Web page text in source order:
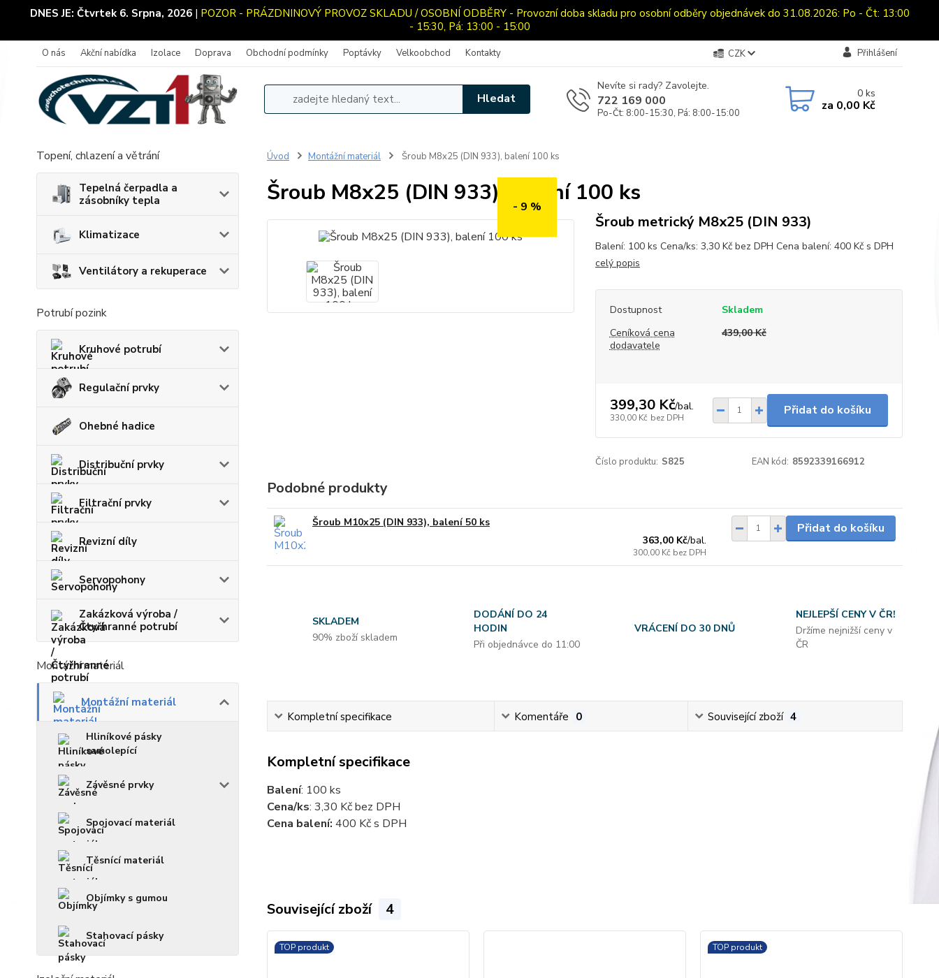
DNES JE: Čtvrtek 6. Srpna, 2026| POZOR - PRÁZDNINOVÝ PROVOZ SKLADU / OSOBNÍ ODBĚRY - Provozní doba skladu pro osobní odběry objednávek do 31.08.2026: Po - Čt: 13:00
- 15:30, Pá: 13:00 - 15:00
O nás Akční nabídka Izolace Doprava Obchodní podmínky Poptávky Velkoobchod Kontakty CZK Přihlášení
Hledat
Nevíte si rady? Zavolejte.
722 169 000
Po-Čt: 8:00-15:30, Pá: 8:00-15:00
0ks
za 0,00 Kč
Topení, chlazení a větrání
Tepelná čerpadla a
zásobníky tepla
Klimatizace
Ventilátory a rekuperace
Potrubí pozink
Kruhové potrubí
Regulační prvky
Ohebné hadice
Distribuční prvky
Filtrační prvky
Revizní díly
Servopohony
Zakázková výroba /
Čtyřhranné potrubí
Montážní materiál
Montážní materiál
Hliníkové pásky
samolepící
Závěsné prvky
Spojovací materiál
Těsnící materiál
Objímky s gumou
Stahovací pásky
Úvod Montážní materiál Šroub M8x25 (DIN 933), balení 100 ks
Šroub M8x25 (DIN 933), balení 100 ks
- 9 %
Šroub metrický M8x25 (DIN 933)
Balení: 100 ks Cena/ks: 3,30 Kč bez DPH Cena balení: 400 Kč s DPH
celý popis
Dostupnost
Skladem
Ceníková cena
dodavatele
439,00 Kč
399,30 Kč/bal.
330,00 Kč bez DPH
Přidat do košíku
Číslo produktu: S825 EAN kód: 8592339166912
Podobné produkty
Šroub M10x25 (DIN 933), balení 50 ks
363,00 Kč/bal.
300,00 Kč bez DPH
Přidat do košíku
SKLADEM
90% zboží skladem
DODÁNÍ DO 24
HODIN
Při objednávce do 11:00
VRÁCENÍ DO 30 DNŮ
NEJLEPŠÍ CENY V ČR!
Držíme nejnižší ceny v
ČR
Kompletní specifikace Komentáře 0 Související zboží 4
Kompletní specifikace
Balení: 100 ks
Cena/ks: 3,30 Kč bez DPH
Cena balení: 400 Kč s DPH
Související zboží 4
TOP produkt TOP produkt